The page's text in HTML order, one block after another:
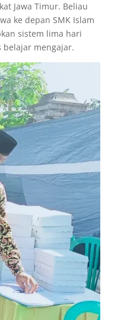
Jawa Timur. Beliau
ke depan SMK Islam
sistem lima hari
mengajar.